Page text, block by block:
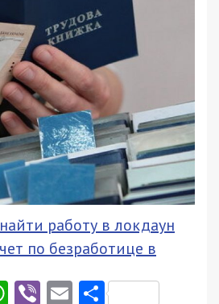
работу в локдаун
по безработице в
WhatsApp
ViberEmail